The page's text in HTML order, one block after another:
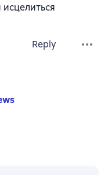
Reply